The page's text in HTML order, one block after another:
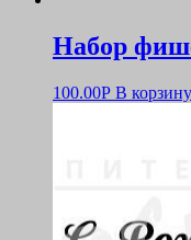
Набор
100.00Р В корзину